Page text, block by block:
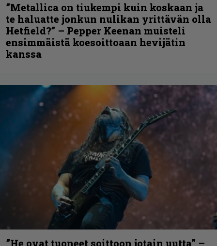
”Metallica on tiukempi kuin koskaan ja
te haluatte jonkun nulikan yrittävän olla
Hetfield?” – Pepper Keenan muisteli
ensimmäistä koesoittoaan hevijätin
kanssa
”He ovat tuoneet soittoon jotain uutta” –